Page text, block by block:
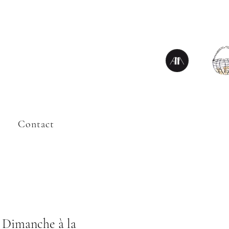
Contact
à la